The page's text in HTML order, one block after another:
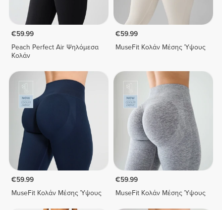
€59.99
Peach Perfect Air Ψηλόμεσα
Κολάν
€59.99
MuseFit Κολάν Μέσης Ύψους
€59.99
MuseFit Κολάν Μέσης Ύψους
€59.99
MuseFit Κολάν Μέσης Ύψους